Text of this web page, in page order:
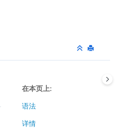
在本页上
语法
详情